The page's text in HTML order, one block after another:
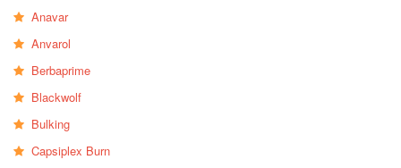
Anavar
Anvarol
Berbaprime
Blackwolf
Bulking
Capsiplex Burn